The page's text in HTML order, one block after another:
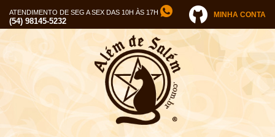
ATENDIMENTO DE SEG A SEX DAS 10H ÀS 17H
(54) 98145-5232
MINHA CONTA